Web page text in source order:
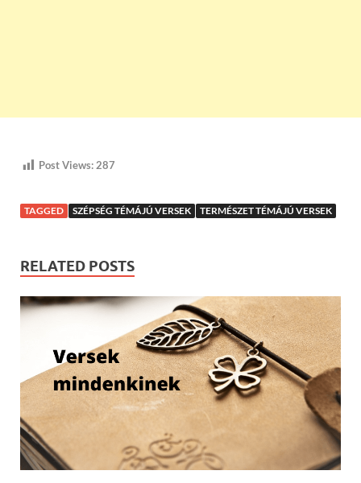
Post Views: 287
TAGGED SZÉPSÉG TÉMÁJÚ VERSEK TERMÉSZET TÉMÁJÚ VERSEK
RELATED POSTS